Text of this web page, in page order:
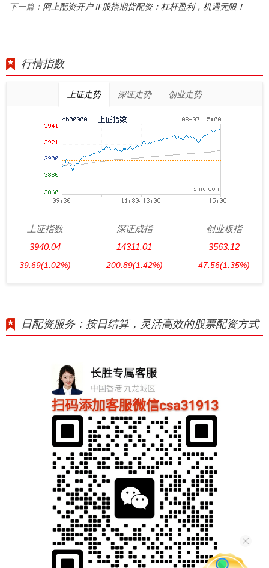
下一篇： 网上配资开户 IF股指期货配资：杠杆盈利，机遇无限！
行情指数
上证走势 深证走势 创业走势
上证指数
3940.04
39.69(1.02%)
深证成指
14311.01
200.89(1.42%)
创业板指
3563.12
47.56(1.35%)
日配资服务：按日结算，灵活高效的股票配资方式